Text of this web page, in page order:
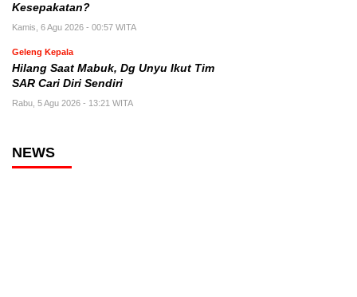
Kesepakatan?
Kamis, 6 Agu 2026 - 00:57 WITA
Geleng Kepala
Hilang Saat Mabuk, Dg Unyu Ikut Tim
SAR Cari Diri Sendiri
Rabu, 5 Agu 2026 - 13:21 WITA
NEWS